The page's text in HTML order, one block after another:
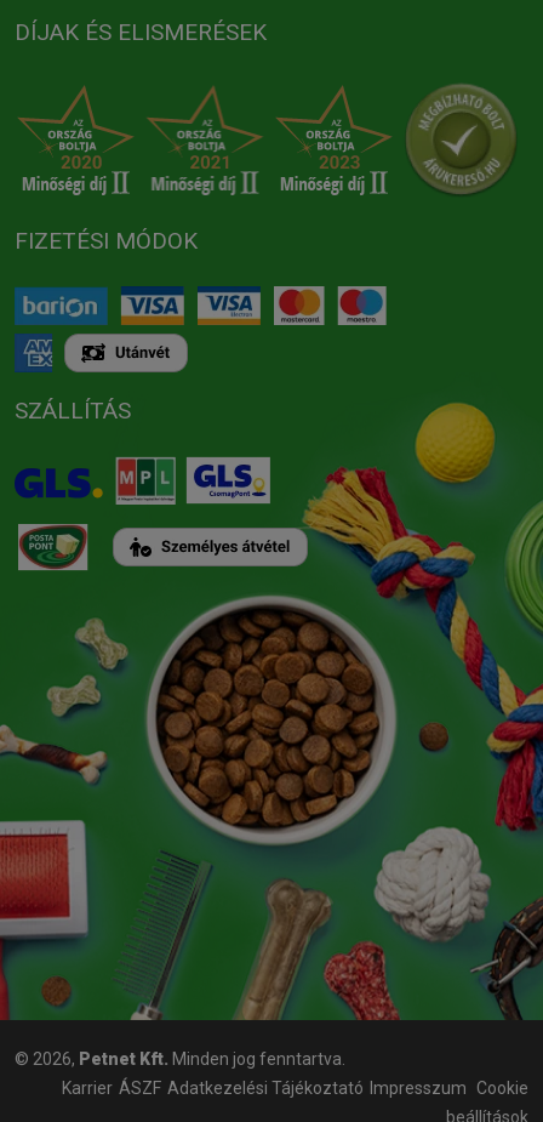
DÍJAK ÉS ELISMERÉSEK
FIZETÉSI MÓDOK
SZÁLLÍTÁS
© 2026, Petnet Kft. Minden jog fenntartva.
Karrier ÁSZF Adatkezelési Tájékoztató Impresszum
Cookie
beállítások